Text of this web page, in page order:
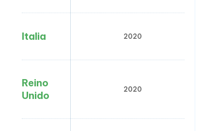
Italia 2020
Reino
Unido
2020